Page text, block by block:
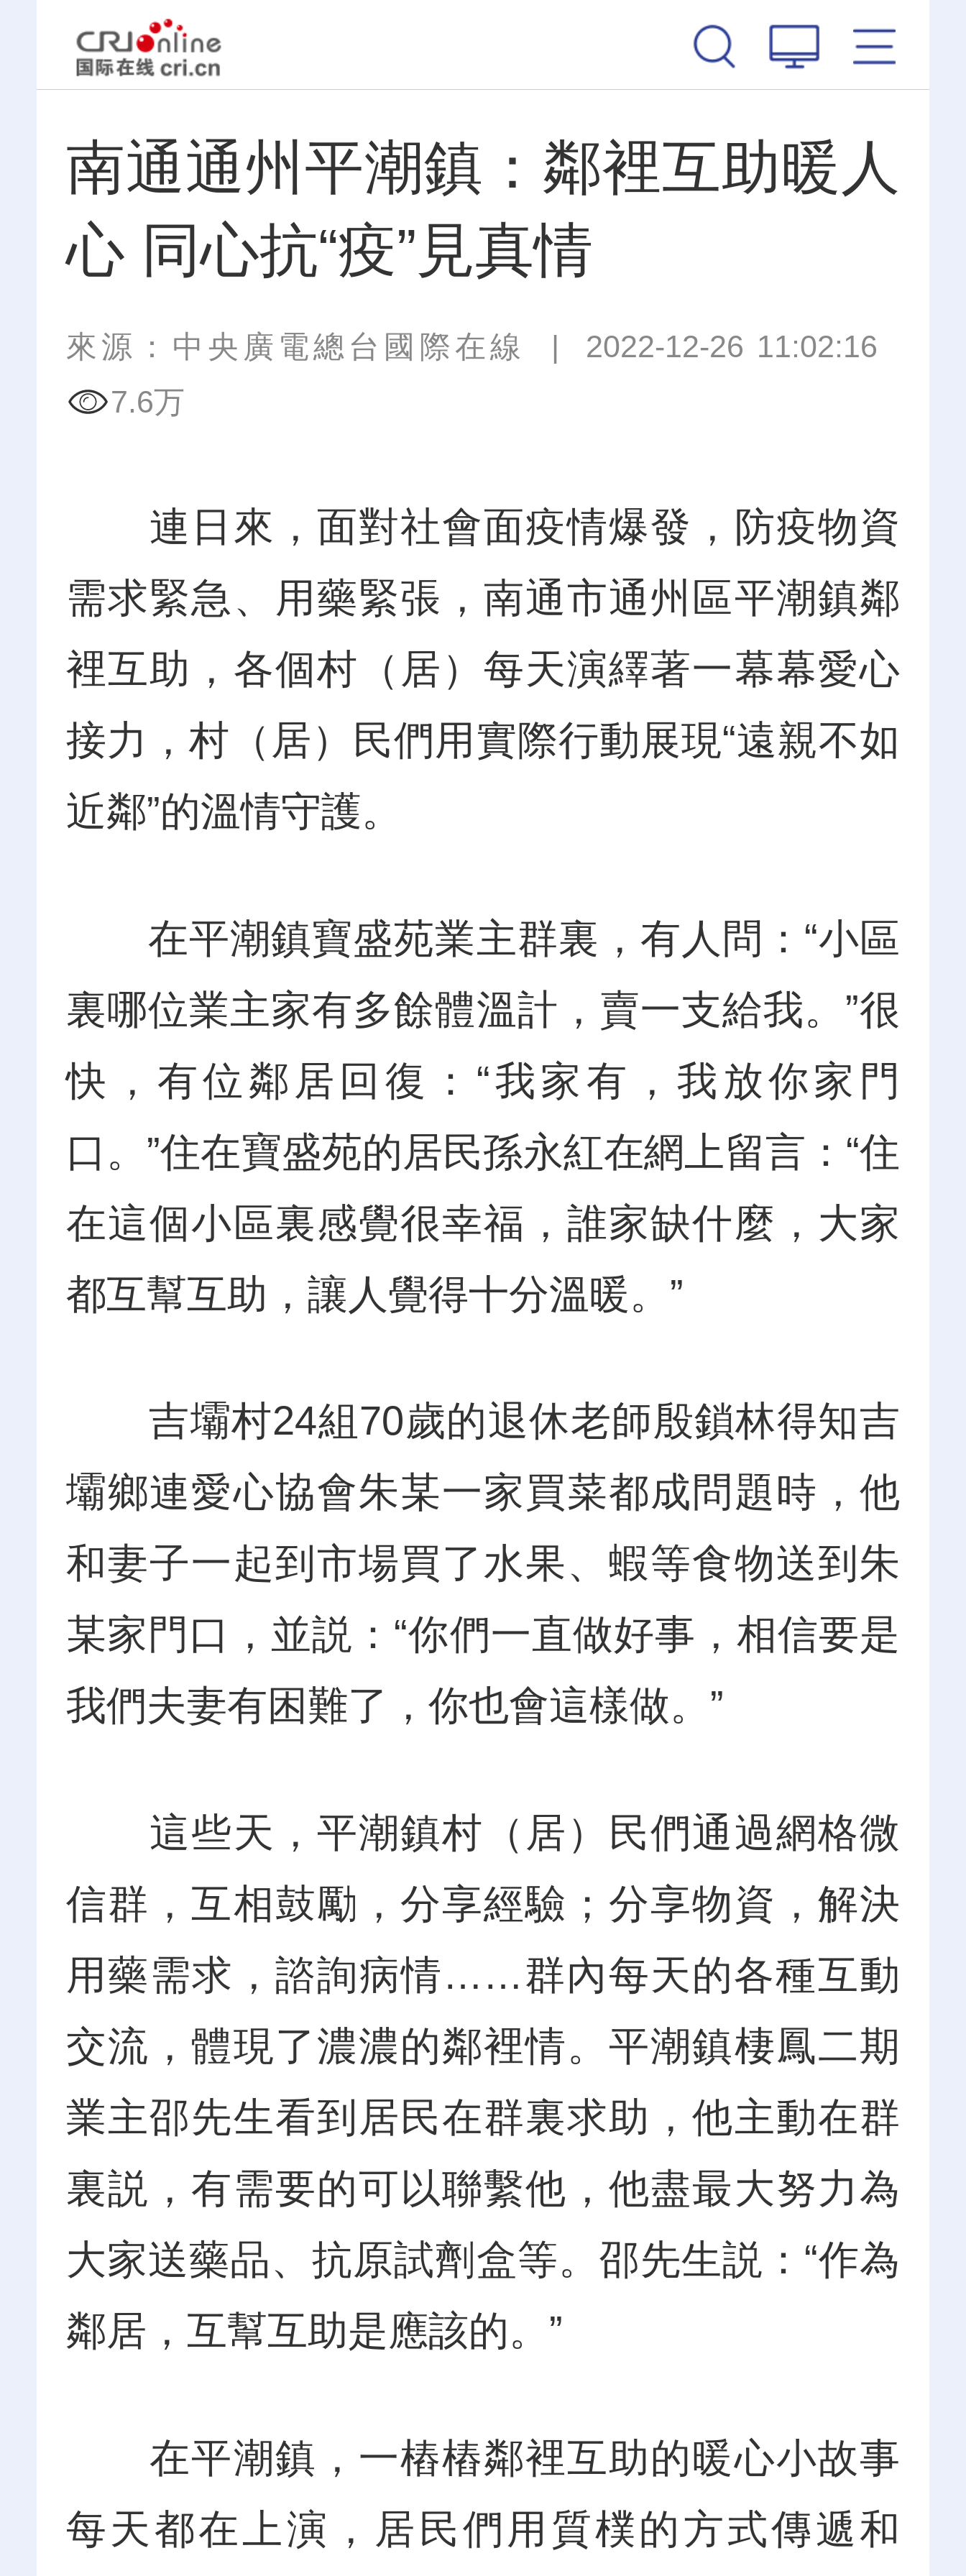
南通通州平潮鎮：鄰裡互助暖人
心 同心抗“疫”見真情
來源：中央廣電總台國際在線 | 2022-12-26 11:02:16
7.6万
連日來，面對社會面疫情爆發，防疫物資
需求緊急、用藥緊張，南通市通州區平潮鎮鄰
裡互助，各個村（居）每天演繹著一幕幕愛心
接力，村（居）民們用實際行動展現“遠親不如
近鄰”的溫情守護。
在平潮鎮寶盛苑業主群裏，有人問：“小區
裏哪位業主家有多餘體溫計，賣一支給我。”很
快，有位鄰居回復：“我家有，我放你家門
口。”住在寶盛苑的居民孫永紅在網上留言：“住
在這個小區裏感覺很幸福，誰家缺什麼，大家
都互幫互助，讓人覺得十分溫暖。”
吉壩村24組70歲的退休老師殷鎖林得知吉
壩鄉連愛心協會朱某一家買菜都成問題時，他
和妻子一起到市場買了水果、蝦等食物送到朱
某家門口，並説：“你們一直做好事，相信要是
我們夫妻有困難了，你也會這樣做。”
這些天，平潮鎮村（居）民們通過網格微
信群，互相鼓勵，分享經驗；分享物資，解決
用藥需求，諮詢病情……群內每天的各種互動
交流，體現了濃濃的鄰裡情。平潮鎮棲鳳二期
業主邵先生看到居民在群裏求助，他主動在群
裏説，有需要的可以聯繫他，他盡最大努力為
大家送藥品、抗原試劑盒等。邵先生説：“作為
鄰居，互幫互助是應該的。”
在平潮鎮，一樁樁鄰裡互助的暖心小故事
每天都在上演，居民們用質樸的方式傳遞和